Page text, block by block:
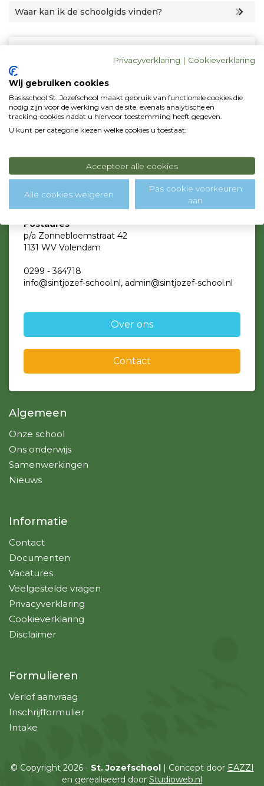
Waar kan ik de schoolgids vinden?
Contactgegevens
C.J. Conijnstraat 23
1131 DZ Volendam
Postadres
p/a Zonnebloemstraat 42
1131 WV Volendam
0299 - 364718
info@sintjozef-school.nl, admin@sintjozef-school.nl
Over ons
Contact
Algemeen
Onze school
Ons onderwijs
Samenwerkingen
Nieuws
Informatie
Contact
Documenten
Vacatures
Veelgestelde vragen
Privacyverklaring
Cookieverklaring
Disclaimer
Formulieren
Verlof aanvraag
Inschrijfformulier
Intake
© Copyright 2026 - St. Jozefschool| Concept door EAZZI
en gerealiseerd door Studioweb.nl
Privacyverklaring | Cookieverklaring
Wij gebruiken cookies
Basisschool St. Jozefschool maakt gebruik van functionele cookies die
nodig zijn voor de werking van de site, evenals analytische en
tracking‑cookies nadat u hiervoor toestemming heeft gegeven.
U kunt per categorie kiezen welke cookies u toestaat:
Accepteer alle cookies
Alle cookies weigeren
Pas cookie voorkeuren
aan